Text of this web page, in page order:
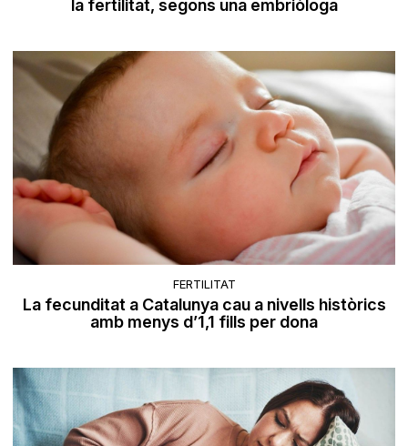
la fertilitat, segons una embriòloga
FERTILITAT
La fecunditat a Catalunya cau a nivells històrics
amb menys d’1,1 fills per dona